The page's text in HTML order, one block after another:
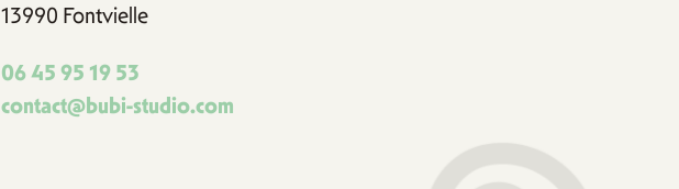
13990 Fontvielle
06 45 95 19 53
contact@bubi-studio.com